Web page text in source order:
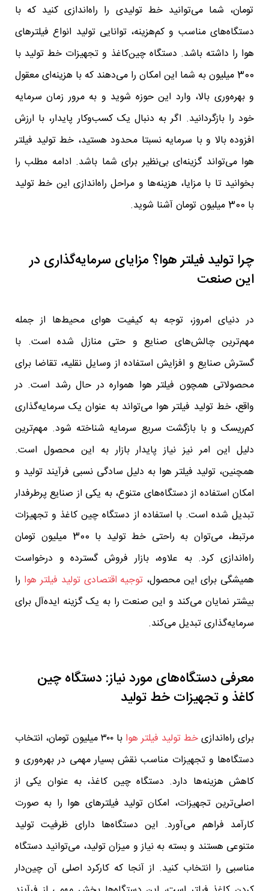
تومان، شما می‌توانید خط تولیدی را راه‌اندازی کنید که با
دستگاه‌های مناسب و کم‌هزینه، توانایی تولید انواع فیلترهای
هوا را داشته باشد. دستگاه چین‌کاغذ و تجهیزات خط تولید با
300 میلیون به شما این امکان را می‌دهند که با هزینه‌ای معقول
و بهره‌وری بالا، وارد این حوزه شوید و به مرور زمان سرمایه
خود را بازگردانید. اگر به دنبال یک کسب‌وکار پایدار، با ارزش
افزوده بالا و با سرمایه نسبتا محدود هستید، خط تولید فیلتر
هوا می‌تواند گزینه‌ای بی‌نظیر برای شما باشد. ادامه مطلب را
بخوانید تا با مزایا، هزینه‌ها و مراحل راه‌اندازی این خط تولید
با 300 میلیون تومان آشنا شوید.
چرا تولید فیلتر هوا؟ مزایای سرمایه‌گذاری در
این صنعت
در دنیای امروز، توجه به کیفیت هوای محیط‌ها از جمله
مهم‌ترین چالش‌های صنایع و حتی منازل شده است. با
گسترش صنایع و افزایش استفاده از وسایل نقلیه، تقاضا برای
محصولاتی همچون فیلتر هوا همواره در حال رشد است. در
واقع، خط تولید فیلتر هوا می‌تواند به عنوان یک سرمایه‌گذاری
کم‌ریسک و با بازگشت سریع سرمایه شناخته شود. مهم‌ترین
دلیل این امر نیز نیاز پایدار بازار به این محصول است.
همچنین، تولید فیلتر هوا به دلیل سادگی نسبی فرآیند تولید و
امکان استفاده از دستگاه‌های متنوع، به یکی از صنایع پرطرفدار
تبدیل شده است. با استفاده از دستگاه چین کاغذ و تجهیزات
مرتبط، می‌توان به راحتی خط تولید با 300 میلیون تومان
راه‌اندازی کرد. به علاوه، بازار فروش گسترده و درخواست
همیشگی برای این محصول، توجیه اقتصادی تولید فیلتر هوا را
بیشتر نمایان می‌کند و این صنعت را به یک گزینه ایده‌آل برای
سرمایه‌گذاری تبدیل می‌کند.
معرفی دستگاه‌های مورد نیاز: دستگاه چین
کاغذ و تجهیزات خط تولید
برای راه‌اندازیخط تولید فیلتر هوا
با ۳۰۰ میلیون تومان، انتخاب
دستگاه‌ها و تجهیزات مناسب نقش بسیار مهمی در بهره‌وری و
کاهش هزینه‌ها دارد. دستگاه چین کاغذ، به عنوان یکی از
اصلی‌ترین تجهیزات، امکان تولید فیلترهای هوا را به صورت
کارآمد فراهم می‌آورد. این دستگاه‌ها دارای ظرفیت تولید
متنوعی هستند و بسته به نیاز و میزان تولید، می‌توانید دستگاه
مناسبی را انتخاب کنید. از آنجا که کارکرد اصلی آن چین‌دار